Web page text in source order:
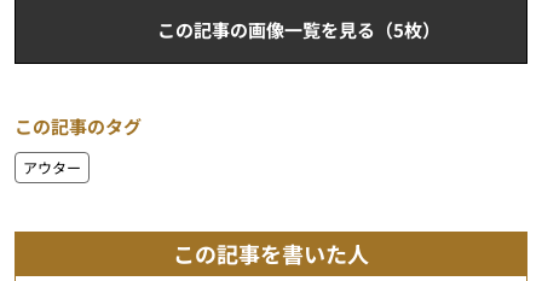
この記事の画像一覧を見る（5枚）
この記事のタグ
アウター
この記事を書いた人